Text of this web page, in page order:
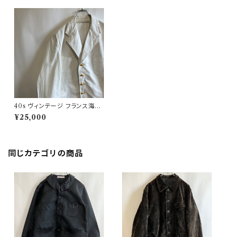
40s ヴィンテージ フランス海軍
サマージャケット ビンテージ ユ
ーロワーク
¥25,000
同じカテゴリの商品